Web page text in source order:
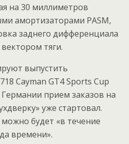
на 30 миллиметров
амортизаторами PASM,
заднего дифференциала
тяги.
выпустить
Cayman GT4 Sports Cup
прием заказов на
уже стартовал.
будет «в течение
времени».